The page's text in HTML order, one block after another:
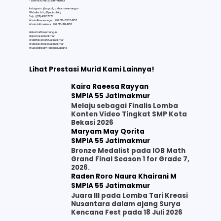
Instagram : @yapi.al_azhar.rawamangun
Website :http://yapi.sch.id/
Telp : (021) 47867777
Admin Rawamangun : +62 817-0337-1952
Admin Jatimakmur : +62 815-1191-1952
#AlazharRawamangun
#AlazharJatimakmur
#SMPIAlazhar55Jatimakmur
#SMAIAlAzhar33Jatimakmur
#SekolahIslamTerbaikdiJakarta
Lihat Prestasi Murid Kami Lainnya!
Kaira Raeesa Rayyan
SMPIA 55 Jatimakmur
Melaju sebagai Finalis Lomba
Konten Video Tingkat SMP Kota
Bekasi 2026
Maryam May Qorita
SMPIA 55 Jatimakmur
Bronze Medalist pada IOB Math
Grand Final Season 1 for Grade 7,
2026.
Raden Roro Naura Khairani M
SMPIA 55 Jatimakmur
Juara III pada Lomba Tari Kreasi
Nusantara dalam ajang Surya
Kencana Fest pada 18 Juli 2026